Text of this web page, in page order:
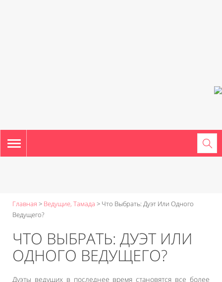
TOGGLE
NAVIGATION
Главная > Ведущие, Тамада > Что Выбрать: Дуэт Или Одного
Ведущего?
ЧТО ВЫБРАТЬ: ДУЭТ ИЛИ
ОДНОГО ВЕДУЩЕГО?
Дуэты ведущих в последнее время становятся все более